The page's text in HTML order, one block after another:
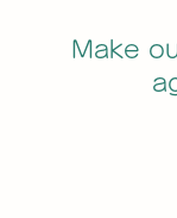
Make